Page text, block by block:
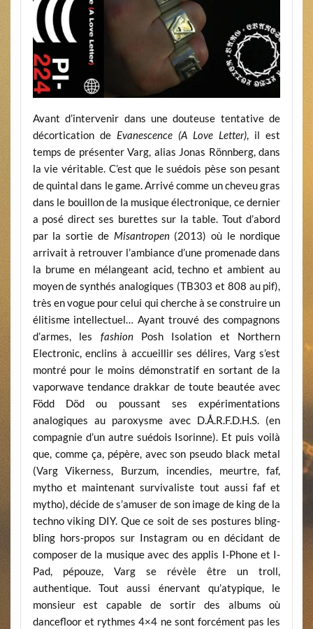
Avant d’intervenir dans une douteuse tentative de
décortication de Evanescence (A Love Letter), il est
temps de présenter Varg, alias Jonas Rönnberg, dans
la vie véritable. C’est que le suédois pèse son pesant
de quintal dans le game. Arrivé comme un cheveu gras
dans le bouillon de la musique électronique, ce dernier
a posé direct ses burettes sur la table. Tout d’abord
par la sortie de Misantropen(2013) où le nordique
arrivait à retrouver l’ambiance d’une promenade dans
la brume en mélangeant acid, techno et ambient au
moyen de synthés analogiques (TB303 et 808 au pif),
très en vogue pour celui qui cherche à se construire un
élitisme intellectuel… Ayant trouvé des compagnons
d’armes, les fashionPosh Isolation et Northern
Electronic, enclins à accueillir ses délires, Varg s’est
montré pour le moins démonstratif en sortant de la
vaporwave tendance drakkar de toute beautée avec
Född Död ou poussant ses expérimentations
analogiques au paroxysme avec D.Å.R.F.D.H.S. (en
compagnie d’un autre suédois Isorinne). Et puis voilà
que, comme ça, pépère, avec son pseudo black metal
(Varg Vikerness, Burzum, incendies, meurtre, faf,
mytho et maintenant survivaliste tout aussi faf et
mytho), décide de s’amuser de son image de king de la
techno viking DIY. Que ce soit de ses postures bling-
bling hors-propos sur Instagram ou en décidant de
composer de la musique avec des applis I-Phone et I-
Pad, pépouze, Varg se révèle être un troll,
authentique. Tout aussi énervant qu’atypique, le
monsieur est capable de sortir des albums où
dancefloor et rythmes 4×4 ne sont forcément pas les